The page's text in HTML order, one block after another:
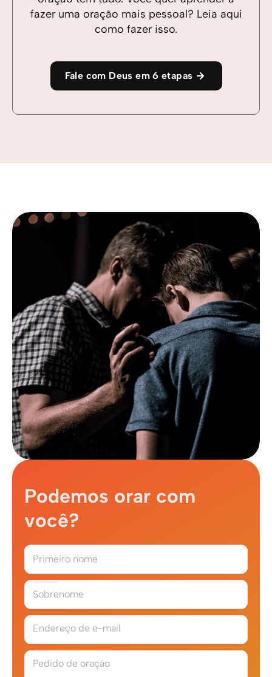
fazer uma oração mais pessoal? Leia aqui
como fazer isso.
Fale com Deus em 6 etapas
Podemos orar com
você?
Primeiro nome
Sobrenome
Endereço de e-mail
Pedido de oração